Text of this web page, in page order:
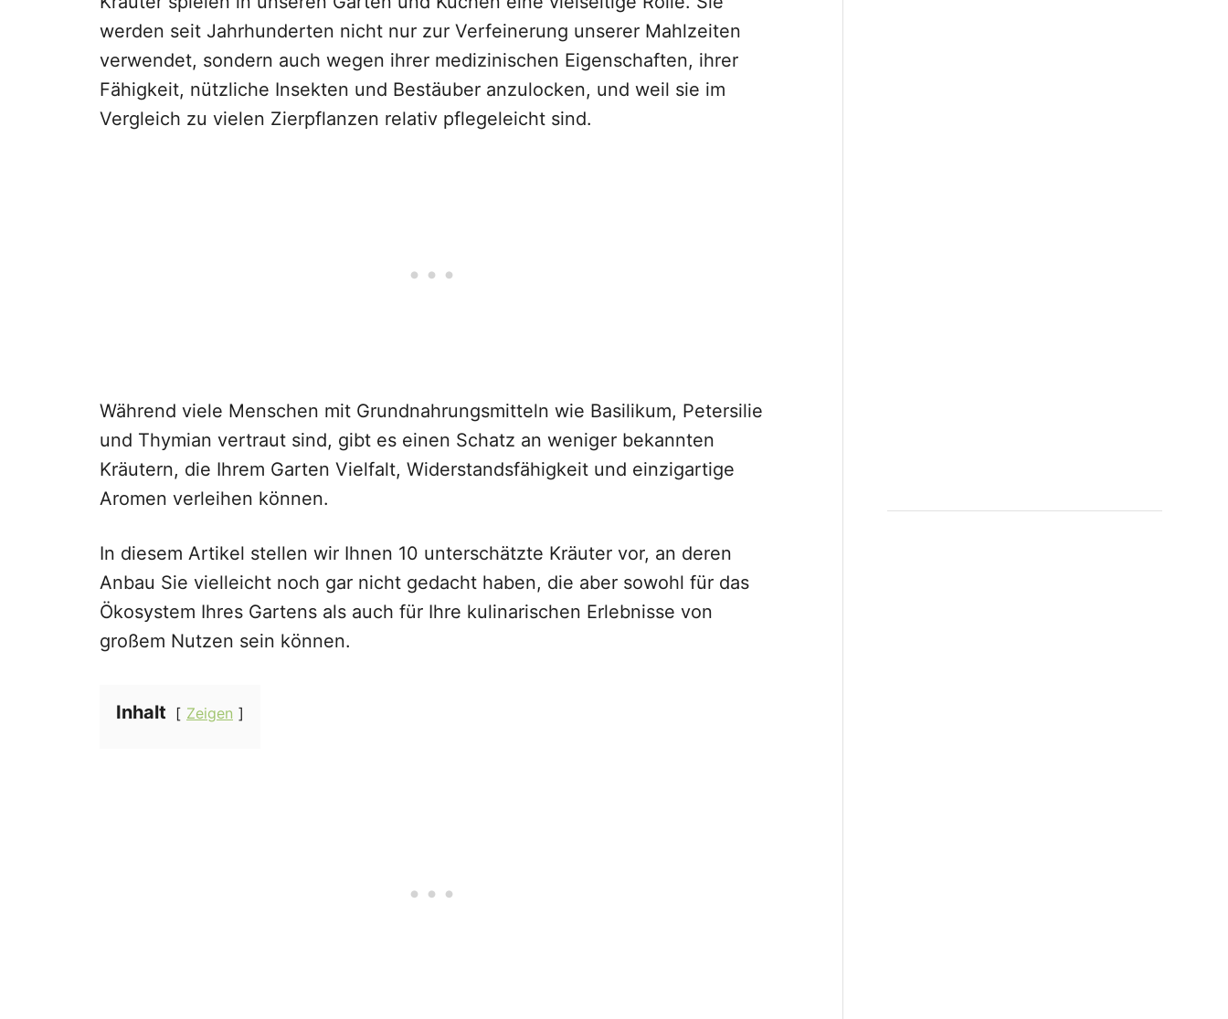
werden seit Jahrhunderten nicht nur zur Verfeinerung unserer Mahlzeiten
verwendet, sondern auch wegen ihrer medizinischen Eigenschaften, ihrer
Fähigkeit, nützliche Insekten und Bestäuber anzulocken, und weil sie im
Vergleich zu vielen Zierpflanzen relativ pflegeleicht sind.
Während viele Menschen mit Grundnahrungsmitteln wie Basilikum, Petersilie
und Thymian vertraut sind, gibt es einen Schatz an weniger bekannten
Kräutern, die Ihrem Garten Vielfalt, Widerstandsfähigkeit und einzigartige
Aromen verleihen können.
In diesem Artikel stellen wir Ihnen 10 unterschätzte Kräuter vor, an deren
Anbau Sie vielleicht noch gar nicht gedacht haben, die aber sowohl für das
Ökosystem Ihres Gartens als auch für Ihre kulinarischen Erlebnisse von
großem Nutzen sein können.
Inhalt Zeigen